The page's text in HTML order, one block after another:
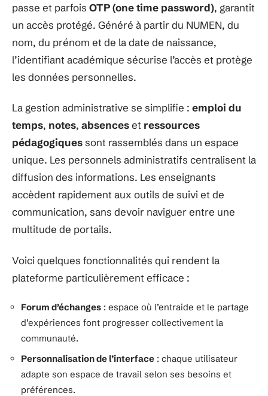
passe et parfois OTP (one time password), garantit
un accès protégé. Généré à partir du NUMEN, du
nom, du prénom et de la date de naissance,
l’identifiant académique sécurise l’accès et protège
les données personnelles.
La gestion administrative se simplifie : emploi du
temps, notes, absenceset ressources
pédagogiquessont rassemblés dans un espace
unique. Les personnels administratifs centralisent la
diffusion des informations. Les enseignants
accèdent rapidement aux outils de suivi et de
communication, sans devoir naviguer entre une
multitude de portails.
Voici quelques fonctionnalités qui rendent la
plateforme particulièrement efficace :
Forum d’échanges : espace où l’entraide et le partage
d’expériences font progresser collectivement la
communauté.
Personnalisation de l’interface : chaque utilisateur
adapte son espace de travail selon ses besoins et
préférences.